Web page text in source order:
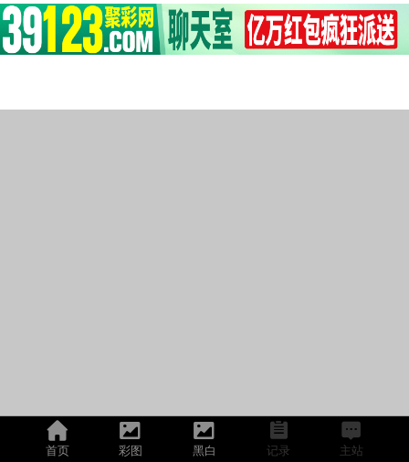
首页 彩图 黑白 记录 主站